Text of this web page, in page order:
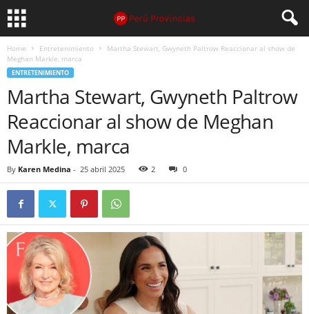
Home Entretenimiento
Martha Stewart, Gwyneth Paltrow Reaccionar al show de
Meghan Markle, marca
ENTRETENIMIENTO
Martha Stewart, Gwyneth Paltrow
Reaccionar al show de Meghan
Markle, marca
By Karen Medina - 25 abril 2025 2 0